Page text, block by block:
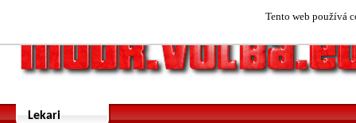
Tento web používá
Lekari